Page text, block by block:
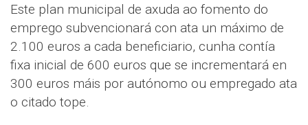
Este plan municipal de axuda ao fomento do
emprego subvencionará con ata un máximo de
2.100 euros a cada beneficiario, cunha contía
fixa inicial de 600 euros que se incrementará en
300 euros máis por autónomo ou empregado ata
o citado tope.